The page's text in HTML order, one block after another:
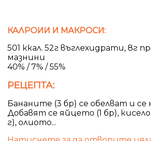
КАЛРОИИ И МАКРОСИ:
501 ккал. 52г въглехидрати, 8г
мазнини
40% / 7% / 55%
РЕЦЕПТА:
Бананите (3 бр) се обелват и се
Добавят се яйцето (1 бр),
г), олиото...